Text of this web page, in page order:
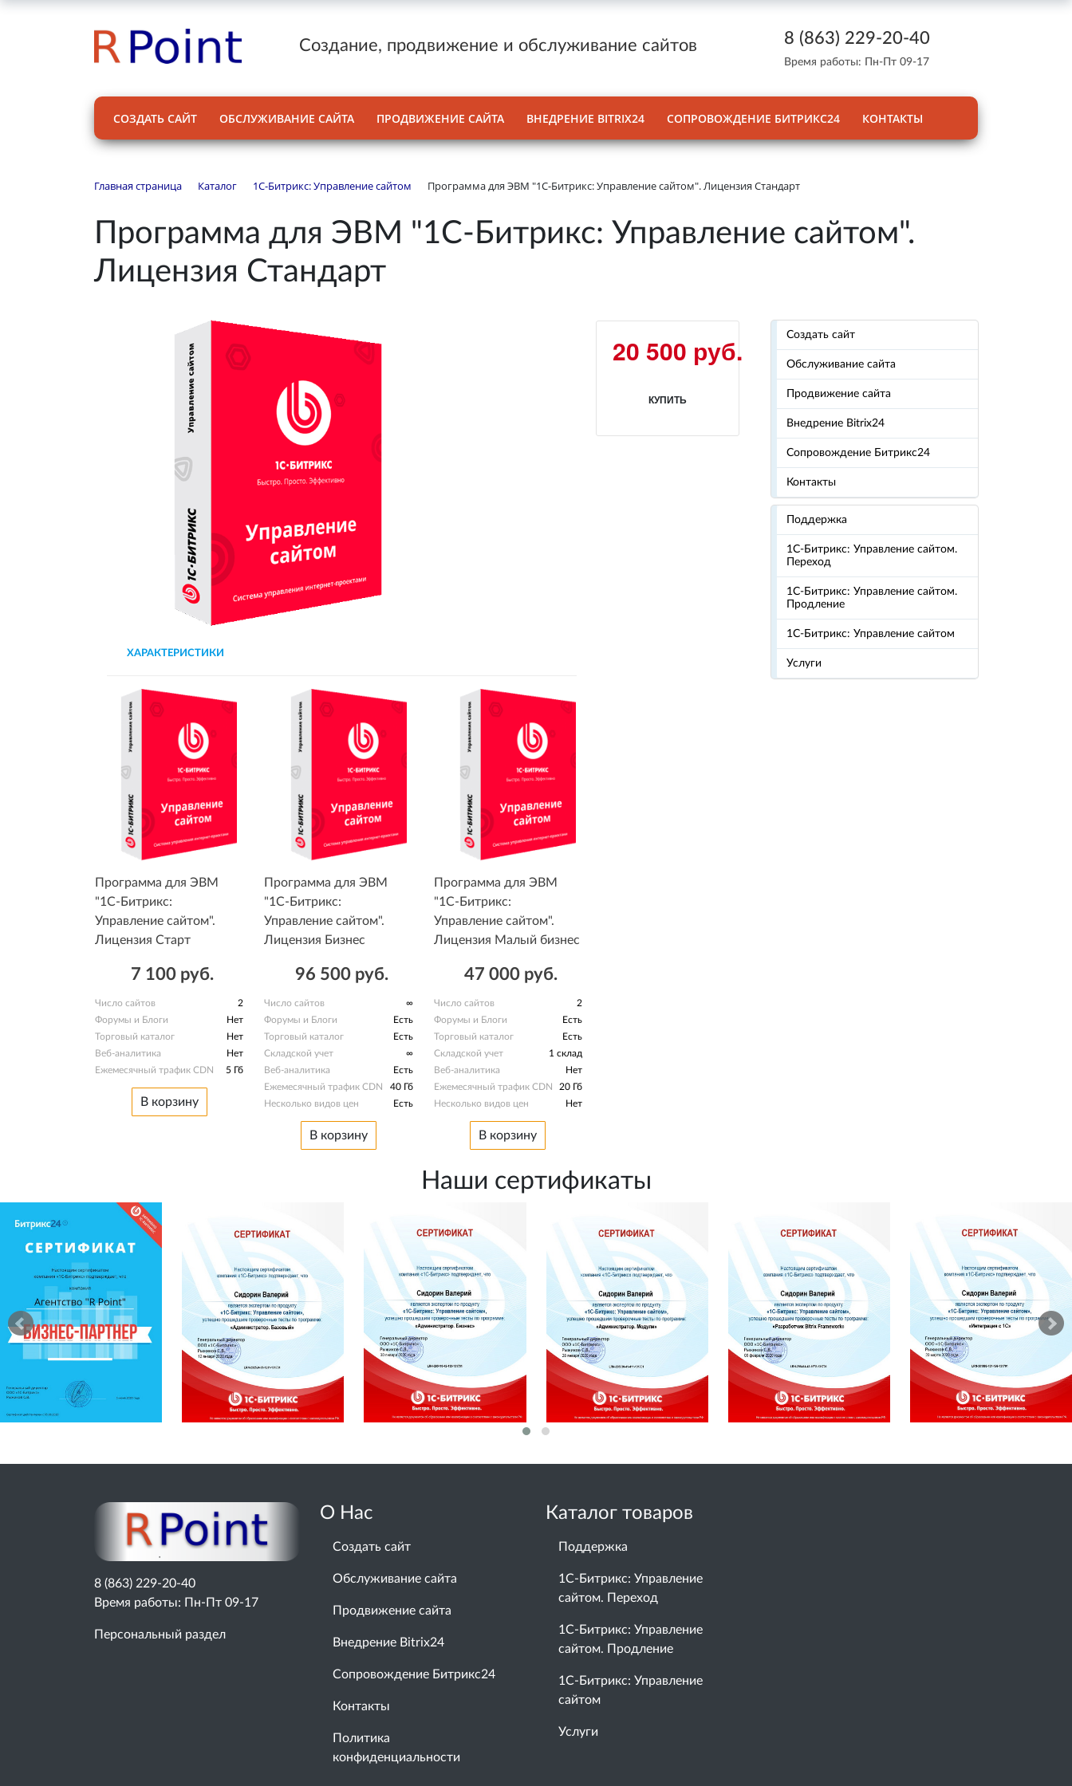
Создание, продвижение и обслуживание сайтов 8 (863) 229-20-40
Время работы: Пн-Пт 09-17
СОЗДАТЬ САЙТ ОБСЛУЖИВАНИЕ САЙТА ПРОДВИЖЕНИЕ САЙТА ВНЕДРЕНИЕ BITRIX24 СОПРОВОЖДЕНИЕ БИТРИКС24 КОНТАКТЫ
Главная страница Каталог 1С-Битрикс: Управление сайтом Программа для ЭВМ "1С-Битрикс: Управление сайтом". Лицензия Стандарт
Программа для ЭВМ "1С-Битрикс: Управление сайтом".
Лицензия Стандарт
20 500 руб.
КУПИТЬ
ХАРАКТЕРИСТИКИ
Программа для ЭВМ
"1С-Битрикс:
Управление сайтом".
Лицензия Старт
7 100 руб.
Число сайтов
2
Форумы и Блоги
Нет
Торговый каталог
Нет
Веб-аналитика
Нет
Ежемесячный трафик CDN
5 Гб
В корзину
Программа для ЭВМ
"1С-Битрикс:
Управление сайтом".
Лицензия Бизнес
96 500 руб.
Число сайтов
∞
Форумы и Блоги
Есть
Торговый каталог
Есть
Складской учет
∞
Веб-аналитика
Есть
Ежемесячный трафик CDN
40 Гб
Несколько видов цен
Есть
В корзину
Программа для ЭВМ
"1С-Битрикс:
Управление сайтом".
Лицензия Малый бизнес
47 000 руб.
Число сайтов
2
Форумы и Блоги
Есть
Торговый каталог
Есть
Складской учет
1 склад
Веб-аналитика
Нет
Ежемесячный трафик CDN
20 Гб
Несколько видов цен
Нет
В корзину
Создать сайт
Обслуживание сайта
Продвижение сайта
Внедрение Bitrix24
Сопровождение Битрикс24
Контакты
Поддержка
1С-Битрикс: Управление сайтом.
Переход
1С-Битрикс: Управление сайтом.
Продление
1С-Битрикс: Управление сайтом
Услуги
Наши сертификаты
О Нас
Создать сайт
Обслуживание сайта
Продвижение сайта
Внедрение Bitrix24
Сопровождение Битрикс24
Контакты
Политика
конфиденциальности
Каталог товаров
Поддержка
1С-Битрикс: Управление
сайтом. Переход
1С-Битрикс: Управление
сайтом. Продление
1С-Битрикс: Управление
сайтом
Услуги
8 (863) 229-20-40
Время работы: Пн-Пт 09-17
Персональный раздел